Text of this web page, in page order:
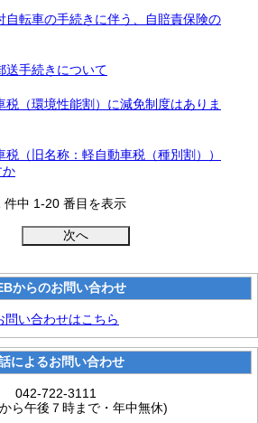
転車の手続きに伴う、自賠責保険の
手続きについて
（環境性能割）に減免制度はありま
（旧名称：軽自動車税（種別割））
か
件中 1-20 番目を表示
からのお問い合わせ
問い合わせはこちら
によるお問い合わせ
042-722-3111
ら午後７時まで・年中無休)